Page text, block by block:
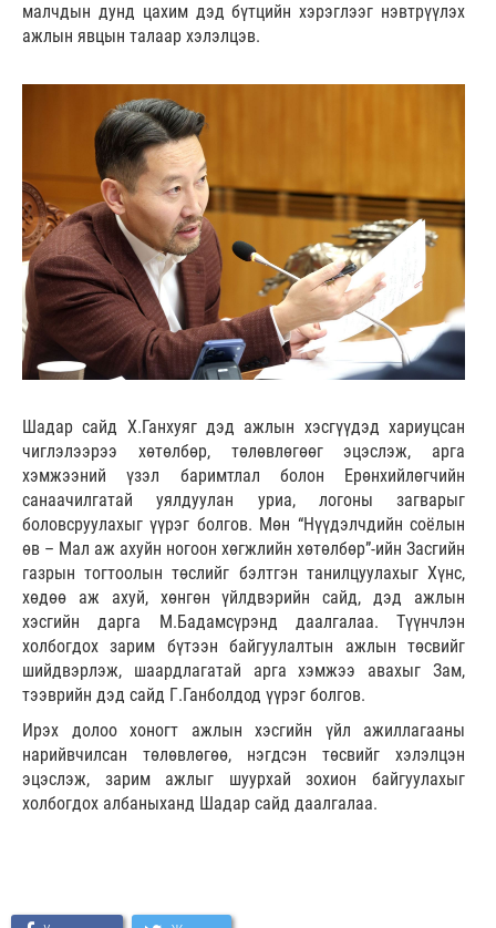
малчдын дунд цахим дэд бүтцийн хэрэглээг нэвтрүүлэх
ажлын явцын талаар хэлэлцэв.
Шадар сайд Х.Ганхуяг дэд ажлын хэсгүүдэд хариуцсан
чиглэлээрээ хөтөлбөр, төлөвлөгөөг эцэслэж, арга
хэмжээний үзэл баримтлал болон Ерөнхийлөгчийн
санаачилгатай уялдуулан уриа, логоны загварыг
боловсруулахыг үүрэг болгов. Мөн “Нүүдэлчдийн соёлын
өв – Мал аж ахуйн ногоон хөгжлийн хөтөлбөр”-ийн Засгийн
газрын тогтоолын төслийг бэлтгэн танилцуулахыг Хүнс,
хөдөө аж ахуй, хөнгөн үйлдвэрийн сайд, дэд ажлын
хэсгийн дарга М.Бадамсүрэнд даалгалаа. Түүнчлэн
холбогдох зарим бүтээн байгуулалтын ажлын төсвийг
шийдвэрлэж, шаардлагатай арга хэмжээ авахыг Зам,
тээврийн дэд сайд Г.Ганболдод үүрэг болгов.
Ирэх долоо хоногт ажлын хэсгийн үйл ажиллагааны
нарийвчилсан төлөвлөгөө, нэгдсэн төсвийг хэлэлцэн
эцэслэж, зарим ажлыг шуурхай зохион байгуулахыг
холбогдох албаныханд Шадар сайд даалгалаа.